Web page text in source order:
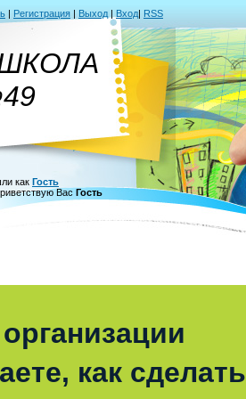
| Регистрация | Выход | Вход| RSS
как Гость
Вас Гость
как сделать